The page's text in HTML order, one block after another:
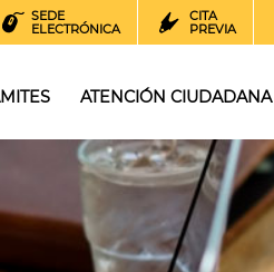
SEDE
ELECTRÓNICA
CITA
PREVIA
ATENCIÓN CIUDADANA